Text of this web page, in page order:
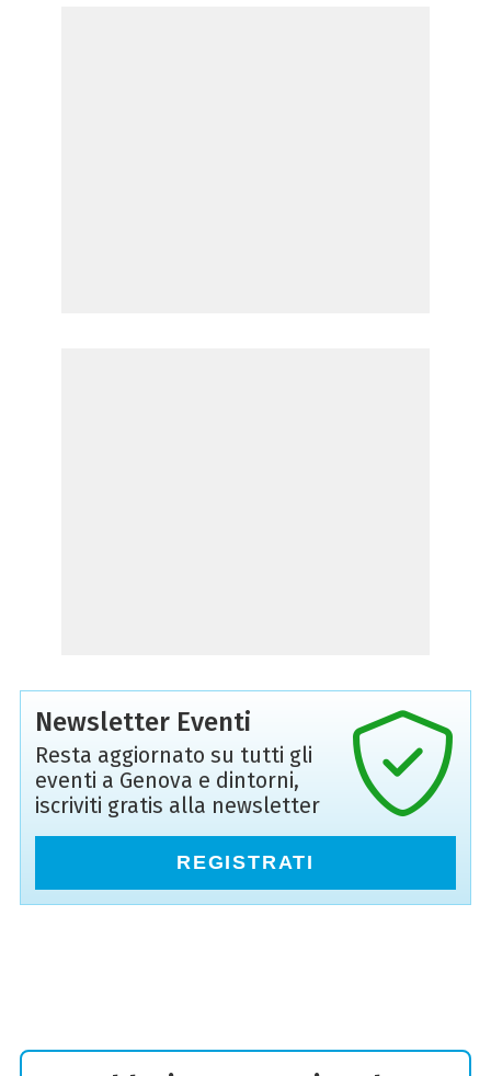
Newsletter Eventi
Resta aggiornato su tutti gli
eventi a Genova e dintorni,
iscriviti gratis alla newsletter
REGISTRATI